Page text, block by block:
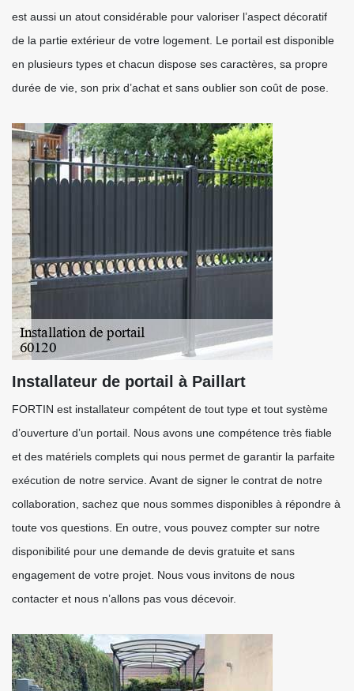
est aussi un atout considérable pour valoriser l’aspect décoratif
de la partie extérieur de votre logement. Le portail est disponible
en plusieurs types et chacun dispose ses caractères, sa propre
durée de vie, son prix d’achat et sans oublier son coût de pose.
Installateur de portail à Paillart
FORTIN est installateur compétent de tout type et tout système
d’ouverture d’un portail. Nous avons une compétence très fiable
et des matériels complets qui nous permet de garantir la parfaite
exécution de notre service. Avant de signer le contrat de notre
collaboration, sachez que nous sommes disponibles à répondre à
toute vos questions. En outre, vous pouvez compter sur notre
disponibilité pour une demande de devis gratuite et sans
engagement de votre projet. Nous vous invitons de nous
contacter et nous n’allons pas vous décevoir.